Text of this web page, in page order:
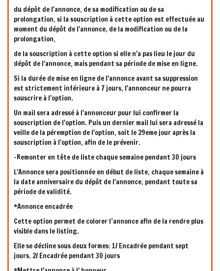
du dépôt de l'annonce, de sa modification ou de sa
prolongation, si la souscription à cette option est effectuée au
moment du dépôt de l'annonce, de la modification ou de la
prolongation,
de la souscription à cette option si elle n'a pas lieu le jour du
dépôt de l'annonce, mais pendant sa période de mise en ligne.
Si la durée de mise en ligne de l'annonce avant sa suppression
est strictement inférieure à 7 jours, l'annonceur ne pourra
souscrire à l'option.
Un mail sera adressé à l'annonceur pour lui confirmer la
souscription de l'option. Puis un dernier mail lui sera adressé la
veille de la péremption de l'option, soit le 29eme jour après la
souscription à l'option, afin de le prévenir.
-Remonter en tête de liste chaque semaine pendant 30 jours
L'Annonce sera positionnée en début de liste, chaque semaine à
la date anniversaire du dépôt de l'annonce, pendant toute sa
période de validité.
*Annonce encadrée
Cette option permet de colorer l’annonce afin de la rendre plus
visible dans le listing.
Elle se décline sous deux formes: 1/ Encadrée pendant sept
jours. 2/ Encadrée pendant 30 jours